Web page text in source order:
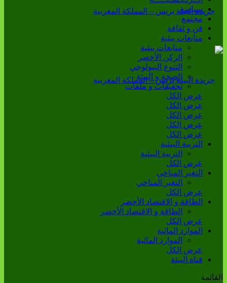
سياسة
مجتمع
فن و ثقافة
متابعات بيئية
متابعات بيئية
الركن الأخضر
التنوع البيولوجي
الصحة و البيئة
تحقيقات و ملفات
عرض الكل
عرض الكل
عرض الكل
عرض الكل
عرض الكل
التربية البيئية
التربية البيئية
عرض الكل
التغير المناخي
التغير المناخي
عرض الكل
الطاقة و الاقتصاد الأخضر
الطاقة و الاقتصاد الأخضر
عرض الكل
الموارد المائية
الموارد المائية
عرض الكل
قناة البيئة
القائمة